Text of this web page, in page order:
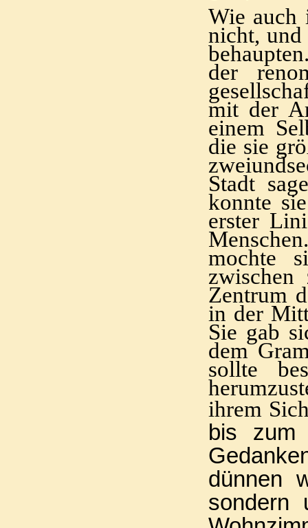
Wie auch
nicht, und
der
mit der
einem
die sie
Stadt
konnte
erster
mochte
Zentrum
in der
Sie gab
dem
sollte
ihrem
bis zum
dünnen
sondern